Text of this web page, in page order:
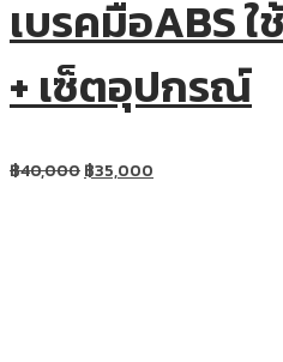
เบรคมือABS
+ เซ็ตอุปกรณ์
฿40,000฿35,000